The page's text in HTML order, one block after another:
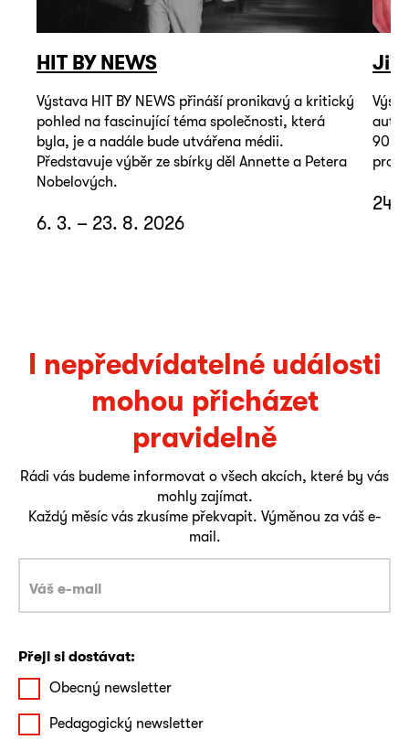
HIT BY NEWS
Výstava HIT BY NEWS přináší pronikavý a kritický
pohled na fascinující téma společnosti, která
byla, je a nadále bude utvářena médii.
Představuje výběr ze sbírky děl Annette a Petera
Nobelových.
6. 3. – 23. 8. 2026
Jiří
90.
24.
I nepředvídatelné události
mohou přicházet
pravidelně
Rádi vás budeme informovat o všech akcích, které by vás
mohly zajímat.
Každý měsíc vás zkusíme překvapit. Výměnou za váš e-
mail.
Přeji si dostávat:
Obecný newsletter
Pedagogický newsletter